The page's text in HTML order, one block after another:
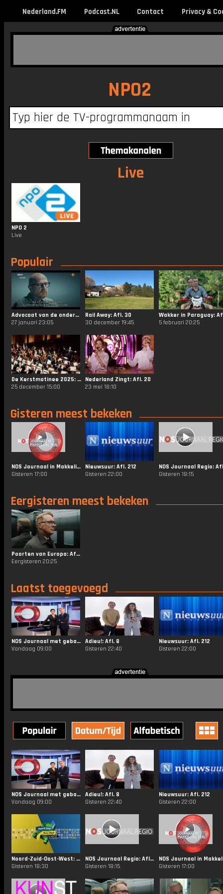
Nederland.FM Podcast.NL Contact Privacy &
NPO2
Live
NPO 2
Live
Populair
Advocaat van de onderwereld: Afl. 4
27 januari 23:05
Rail Away: Afl. 30
30 december 19:45
5 februari 20:25
De Kerstmatinee 2025: Afl. 1
25 december 15:00
Nederland Zingt: Afl. 20
23 mei 18:10
Gisteren meest bekeken
NOS Journaal in Makkelijke Taal: Afl. 155
Gisteren 17:00
Nieuwsuur: Afl. 212
Gisteren 22:00
Gisteren 18:15
Eergisteren meest bekeken
Poorten van Europa: Afl. 1
Eergisteren 20:25
Laatst toegevoegd
NOS Journaal met gebarentaal: Afl. 157
Vandaag 09:00
Adieu!: Afl. 8
Gisteren 22:40
Nieuwsuur: Afl. 212
Gisteren 22:00
NOS Journaal met gebarentaal: Afl. 157
Vandaag 09:00
Adieu!: Afl. 8
Gisteren 22:40
Nieuwsuur: Afl. 212
Gisteren 22:00
Noord-Zuid-Oost-West: Afl. 124
Gisteren 18:30
NOS Journaal Regio: Afl. 153
Gisteren 18:15
Gisteren 17:00